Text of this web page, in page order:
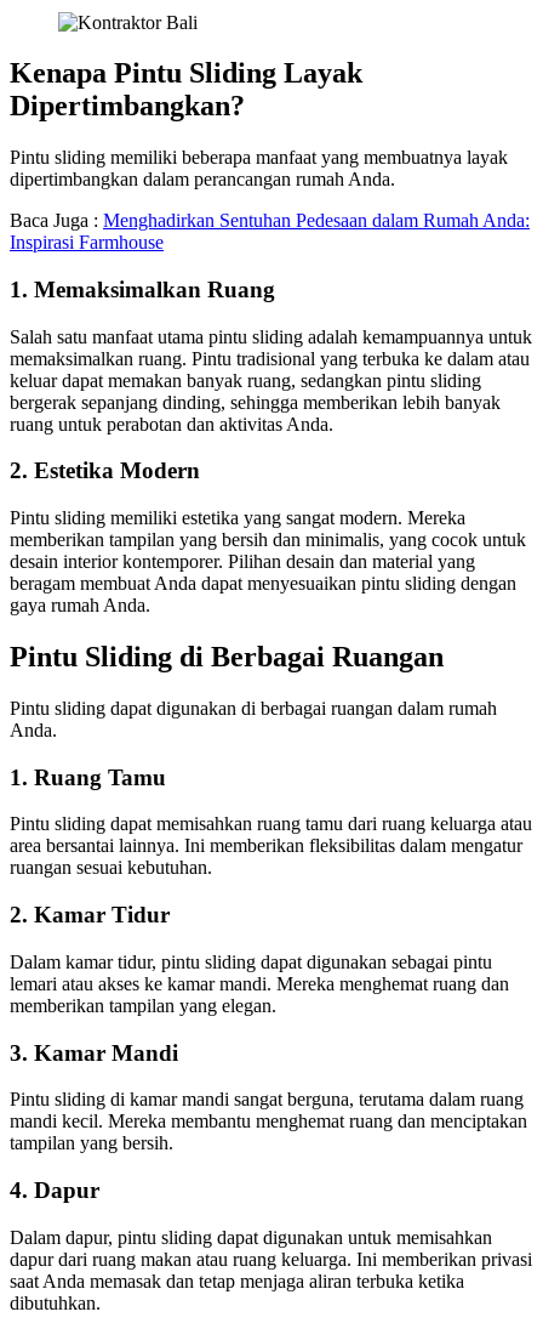
Kenapa Pintu Sliding Layak
Dipertimbangkan?
Pintu sliding memiliki beberapa manfaat yang membuatnya layak
dipertimbangkan dalam perancangan rumah Anda.
Baca Juga : Menghadirkan Sentuhan Pedesaan dalam Rumah Anda:
Inspirasi Farmhouse
1. Memaksimalkan Ruang
Salah satu manfaat utama pintu sliding adalah kemampuannya untuk
memaksimalkan ruang. Pintu tradisional yang terbuka ke dalam atau
keluar dapat memakan banyak ruang, sedangkan pintu sliding
bergerak sepanjang dinding, sehingga memberikan lebih banyak
ruang untuk perabotan dan aktivitas Anda.
2. Estetika Modern
Pintu sliding memiliki estetika yang sangat modern. Mereka
memberikan tampilan yang bersih dan minimalis, yang cocok untuk
desain interior kontemporer. Pilihan desain dan material yang
beragam membuat Anda dapat menyesuaikan pintu sliding dengan
gaya rumah Anda.
Pintu Sliding di Berbagai Ruangan
Pintu sliding dapat digunakan di berbagai ruangan dalam rumah
Anda.
1. Ruang Tamu
Pintu sliding dapat memisahkan ruang tamu dari ruang keluarga atau
area bersantai lainnya. Ini memberikan fleksibilitas dalam mengatur
ruangan sesuai kebutuhan.
2. Kamar Tidur
Dalam kamar tidur, pintu sliding dapat digunakan sebagai pintu
lemari atau akses ke kamar mandi. Mereka menghemat ruang dan
memberikan tampilan yang elegan.
3. Kamar Mandi
Pintu sliding di kamar mandi sangat berguna, terutama dalam ruang
mandi kecil. Mereka membantu menghemat ruang dan menciptakan
tampilan yang bersih.
4. Dapur
Dalam dapur, pintu sliding dapat digunakan untuk memisahkan
dapur dari ruang makan atau ruang keluarga. Ini memberikan privasi
saat Anda memasak dan tetap menjaga aliran terbuka ketika
dibutuhkan.